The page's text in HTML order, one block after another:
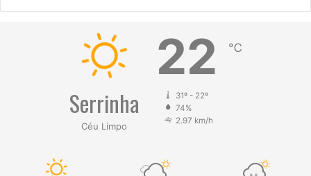
Serrinha
Céu Limpo
22 ℃
31º - 22º
74%
2.97 km/h